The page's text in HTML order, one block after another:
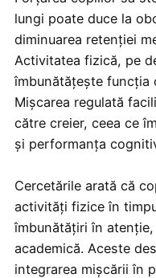
lungi poate duce la
diminuarea retenției
Activitatea fizică, pe
îmbunătățește funcția
Mișcarea regulată
către creier, ceea ce
și performanța
Cercetările arată că
activități fizice în
îmbunătățiri în
academică. Aceste
integrarea mișcării în